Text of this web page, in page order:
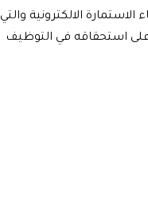
الالكترونية والتي
استحقاقه في التوظيف